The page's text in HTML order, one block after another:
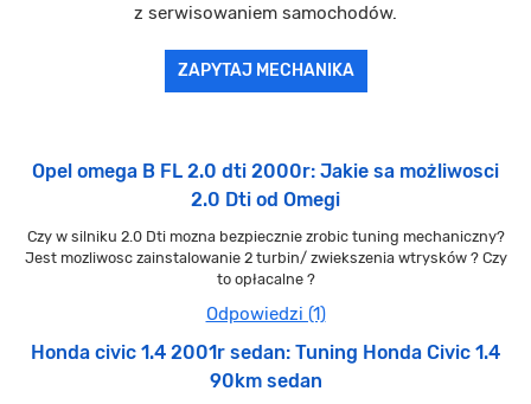
z serwisowaniem samochodów.
ZAPYTAJ MECHANIKA
Opel omega B FL 2.0 dti 2000r: Jakie sa możliwosci
2.0 Dti od Omegi
Czy w silniku 2.0 Dti mozna bezpiecznie zrobic tuning mechaniczny?
Jest mozliwosc zainstalowanie 2 turbin/ zwiekszenia wtrysków ? Czy
to opłacalne ?
Odpowiedzi (1)
Honda civic 1.4 2001r sedan: Tuning Honda Civic 1.4
90km sedan